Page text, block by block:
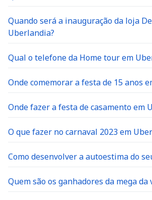
Quando será a inauguração da loja
Uberlandia?
Qual o telefone da Home tour em
Onde comemorar a festa de 15 anos
Onde fazer a festa de casamento em
O que fazer no carnaval 2023 em
Como desenvolver a autoestima do
Quem são os ganhadores da mega da